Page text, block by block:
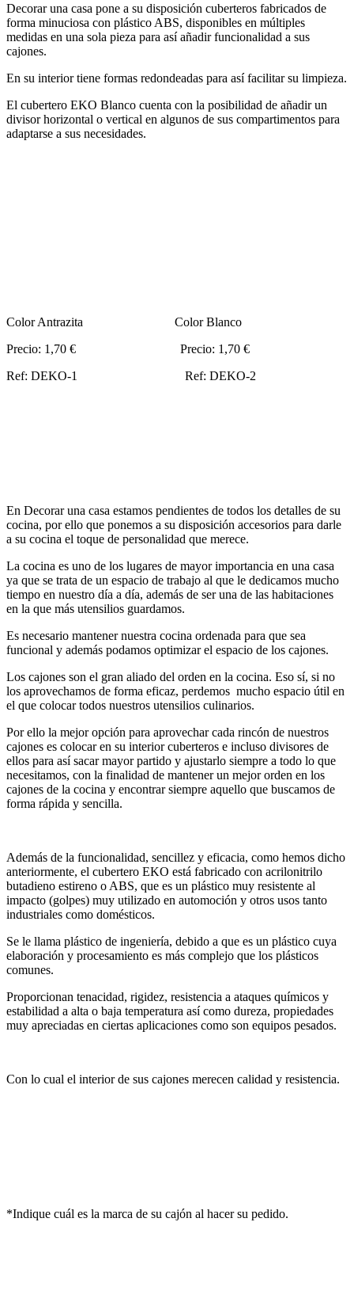
Decorar una casa pone a su disposición cuberteros fabricados de
forma minuciosa con plástico ABS, disponibles en múltiples
medidas en una sola pieza para así añadir funcionalidad a sus
cajones.
En su interior tiene formas redondeadas para así facilitar su limpieza.
El cubertero EKO Blanco cuenta con la posibilidad de añadir un
divisor horizontal o vertical en algunos de sus compartimentos para
adaptarse a sus necesidades.
Color Antrazita Color Blanco
Precio: 1,70 € Precio: 1,70 €
Ref: DEKO-1 Ref: DEKO-2
En Decorar una casa estamos pendientes de todos los detalles de su
cocina, por ello que ponemos a su disposición accesorios para darle
a su cocina el toque de personalidad que merece.
La cocina es uno de los lugares de mayor importancia en una casa
ya que se trata de un espacio de trabajo al que le dedicamos mucho
tiempo en nuestro día a día, además de ser una de las habitaciones
en la que más utensilios guardamos.
Es necesario mantener nuestra cocina ordenada para que sea
funcional y además podamos optimizar el espacio de los cajones.
Los cajones son el gran aliado del orden en la cocina. Eso sí, si no
los aprovechamos de forma eficaz, perdemos mucho espacio útil en
el que colocar todos nuestros utensilios culinarios.
Por ello la mejor opción para aprovechar cada rincón de nuestros
cajones es colocar en su interior cuberteros e incluso divisores de
ellos para así sacar mayor partido y ajustarlo siempre a todo lo que
necesitamos, con la finalidad de mantener un mejor orden en los
cajones de la cocina y encontrar siempre aquello que buscamos de
forma rápida y sencilla.
Además de la funcionalidad, sencillez y eficacia, como hemos dicho
anteriormente, el cubertero EKO está fabricado con acrilonitrilo
butadieno estireno o ABS, que es un plástico muy resistente al
impacto (golpes) muy utilizado en automoción y otros usos tanto
industriales como domésticos.
Se le llama plástico de ingeniería, debido a que es un plástico cuya
elaboración y procesamiento es más complejo que los plásticos
comunes.
Proporcionan tenacidad, rigidez, resistencia a ataques químicos y
estabilidad a alta o baja temperatura así como dureza, propiedades
muy apreciadas en ciertas aplicaciones como son equipos pesados.
Con lo cual el interior de sus cajones merecen calidad y resistencia.
*Indique cuál es la marca de su cajón al hacer su pedido.